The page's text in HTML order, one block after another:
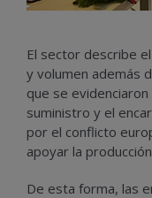
El sector describe
y volumen además
que se
suministro y el
por el conflicto
apoyar la
De esta forma, las